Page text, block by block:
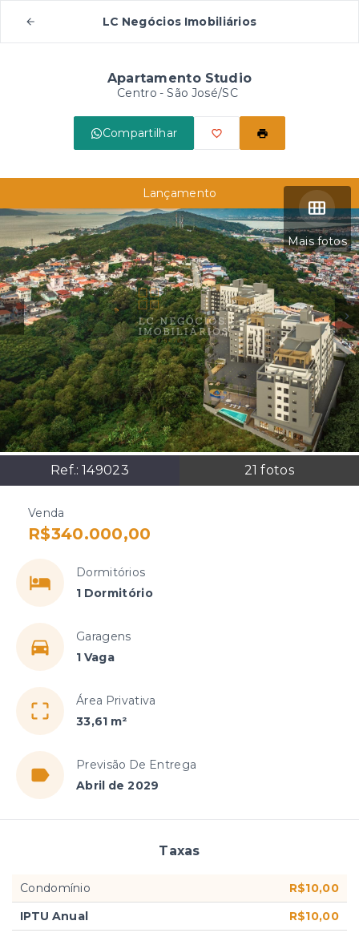
LC Negócios Imobiliários
Apartamento Studio
Centro - São José/SC
Compartilhar
Mais fotos
Ref.:149023 21 fotos
Lançamento
Venda
R$340.000,00
Dormitórios
1 Dormitório
Garagens
1 Vaga
Área Privativa
33,61 m²
Previsão De Entrega
Abril de 2029
Taxas
Condomínio
R$10,00
IPTU Anual
R$10,00